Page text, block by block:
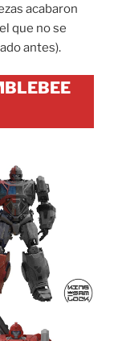
acabaron
que no se
antes).